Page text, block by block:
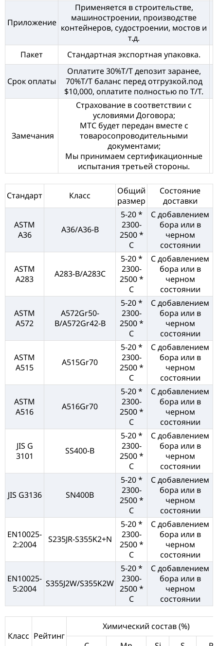
Приложение
Применяется в строительстве,
машиностроении, производстве
контейнеров, судостроении, мостов и
т.д.
Пакет
Стандартная экспортная упаковка.
Срок оплаты
Оплатите 30%T/T депозит заранее,
70%T/T баланс перед отгрузкой.под
$10,000, оплатите полностью по T/T.
Замечания
Страхование в соответствии с
условиями Договора;
МТС будет передан вместе с
товаросопроводительными
документами;
Мы принимаем сертификационные
испытания третьей стороны.
Стандарт Класс
Общий
размер
Состояние
доставки
ASTM
A36
A36/A36-B
5-20 *
2300-
2500 *
C
С добавлением
бора или в
черном
состоянии
ASTM
A283
A283-B/A283C
5-20 *
2300-
2500 *
C
С добавлением
бора или в
черном
состоянии
ASTM
A572
A572Gr50-
B/A572Gr42-B
5-20 *
2300-
2500 *
C
С добавлением
бора или в
черном
состоянии
ASTM
A515
A515Gr70
5-20 *
2300-
2500 *
C
С добавлением
бора или в
черном
состоянии
ASTM
A516
A516Gr70
5-20 *
2300-
2500 *
C
С добавлением
бора или в
черном
состоянии
JIS G
3101
SS400-B
5-20 *
2300-
2500 *
C
С добавлением
бора или в
черном
состоянии
JIS G3136 SN400B
5-20 *
2300-
2500 *
C
С добавлением
бора или в
черном
состоянии
EN10025-
2:2004
S235JR-S355K2+N
5-20 *
2300-
2500 *
C
С добавлением
бора или в
черном
состоянии
EN10025-
5:2004
S355J2W/S355K2W
5-20 *
2300-
2500 *
C
С добавлением
бора или в
черном
состоянии
Класс Рейтинг
Химический состав (%)